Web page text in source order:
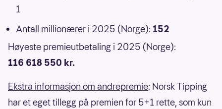
1
Antall millionærer i 2025 (Norge): 152
Høyeste premieutbetaling i 2025 (Norge):
116 618 550 kr.
Ekstra informasjon om andrepremie: Norsk Tipping
har et eget tillegg på premien for 5+1 rette, som kun